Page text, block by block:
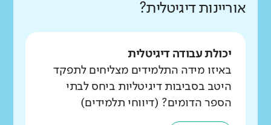
אוריינות דיגיטלית?
יכולת עבודה דיגיטלית
באיזו מידה התלמידים מצליחים לתפקד
היטב בסביבות דיגיטליות ביחס לבתי
הספר הדומים? (דיווחי תלמידים)